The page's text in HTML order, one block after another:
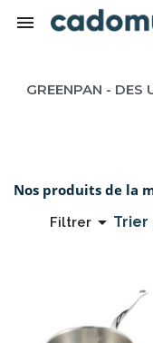

GREENPAN - DES
Nos produits de la
Filtrer Trier